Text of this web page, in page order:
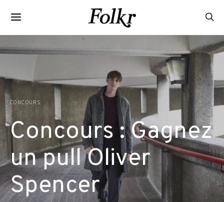
CONCOURS
Concours : Gagnez
un pull Oliver
Spencer